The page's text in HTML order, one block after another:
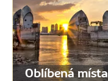
Oblíbená místa